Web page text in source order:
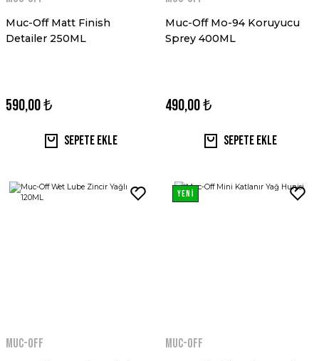
Muc-Off Matt Finish
Detailer 250ML
590,00 ₺
Sepete Ekle
Muc-Off Mo-94 Koruyucu
Sprey 400ML
490,00 ₺
Sepete Ekle
MUC-OFF
YENİ
MUC-OFF